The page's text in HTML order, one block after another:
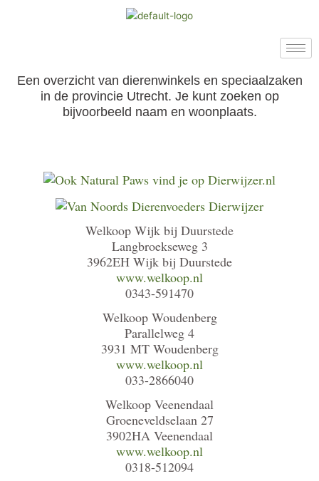
Een overzicht van dierenwinkels en speciaalzaken
in de provincie Utrecht. Je kunt zoeken op
bijvoorbeeld naam en woonplaats.
Welkoop Wijk bij Duurstede
Langbroekseweg 3
3962EH Wijk bij Duurstede
www.welkoop.nl
0343-591470
Welkoop Woudenberg
Parallelweg 4
3931 MT Woudenberg
www.welkoop.nl
033-2866040
Welkoop Veenendaal
Groeneveldselaan 27
3902HA Veenendaal
www.welkoop.nl
0318-512094